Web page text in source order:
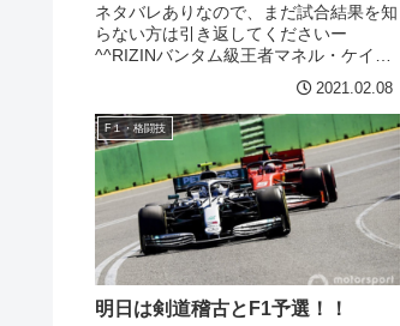
ネタバレありなので、まだ試合結果を知
らない方は引き返してくださいー
^^RIZINバンタム級王者マネル・ケイプ
のUFCデビュー戦！朝倉海を衝撃KOし
てRIZINバンタム級チャンピオンとなっ
たマネル・ケイプ。いよいよUFCデビュ
ー戦です！自身の...
2021.02.08
F１・格闘技
明日は剣道稽古とF1予選！！